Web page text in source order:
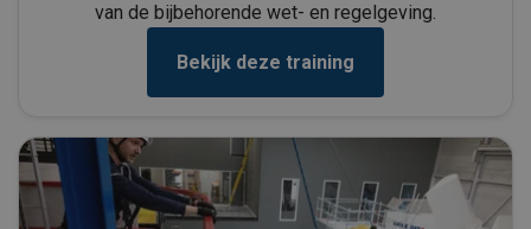
van de bijbehorende wet- en regelgeving.
Bekijk deze training